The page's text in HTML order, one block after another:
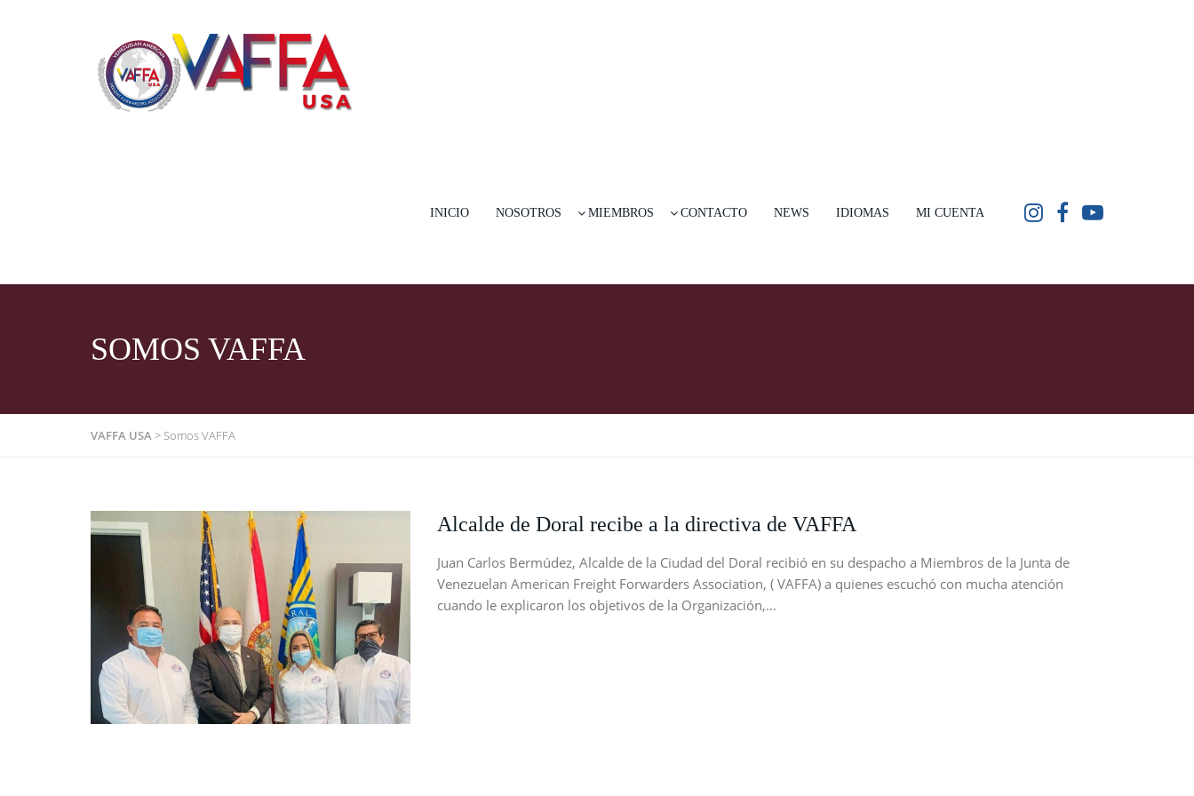
INICIO NOSOTROS MIEMBROS CONTACTO NEWS IDIOMAS MI CUENTA
SOMOS VAFFA
VAFFA USA>Somos VAFFA
Alcalde de Doral recibe a la directiva de VAFFA
Juan Carlos Bermúdez, Alcalde de la Ciudad del Doral recibió en su despacho a Miembros de la Junta de
Venezuelan American Freight Forwarders Association, ( VAFFA) a quienes escuchó con mucha atención
cuando le explicaron los objetivos de la Organización,…